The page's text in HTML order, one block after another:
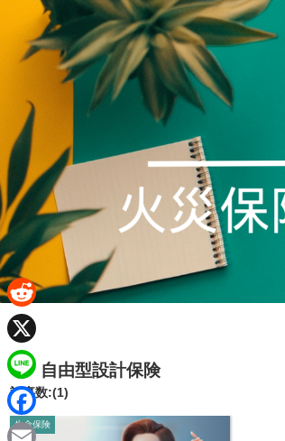
自由型設計保険
記事数:(1)
生命保険
R
e
d
d
i
X
L
F